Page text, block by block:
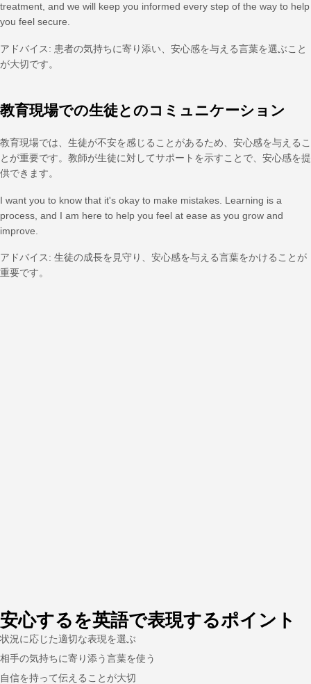
treatment, and we will keep you informed every step of the way to help
you feel secure.
アドバイス: 患者の気持ちに寄り添い、安心感を与える言葉を選ぶこと
が大切です。
教育現場での生徒とのコミュニケーション
教育現場では、生徒が不安を感じることがあるため、安心感を与えるこ
とが重要です。教師が生徒に対してサポートを示すことで、安心感を提
供できます。
I want you to know that it's okay to make mistakes. Learning is a
process, and I am here to help you feel at ease as you grow and
improve.
アドバイス: 生徒の成長を見守り、安心感を与える言葉をかけることが
重要です。
安心するを英語で表現するポイント
状況に応じた適切な表現を選ぶ
相手の気持ちに寄り添う言葉を使う
自信を持って伝えることが大切